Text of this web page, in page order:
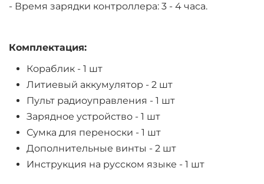
- Время зарядки контроллера: 3 - 4 часа.
Комплектация:
Кораблик - 1 шт
Литиевый аккумулятор - 2 шт
Пульт радиоуправления - 1 шт
Зарядное устройство - 1 шт
Сумка для переноски - 1 шт
Дополнительные винты - 2 шт
Инструкция на русском языке - 1 шт